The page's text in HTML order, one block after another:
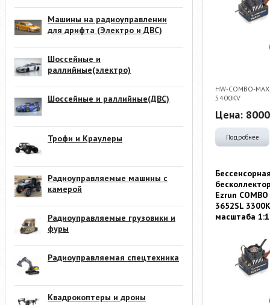
Машины на радиоуправлении
для дрифта (Электро и ДВС)
Шоссейные и
раллийные(электро)
Шоссейные и раллийные(ДВС)
Трофи и Краулеры
Радиоуправляемые машины с
камерой
Радиоуправляемые грузовики и
фуры
Радиоуправляемая спецтехника
Квадрокоптеры и дроны
HW-COMBO-
5400KV
Цена: 8000
Подробнее
Ezrun
3652SL
масштаба